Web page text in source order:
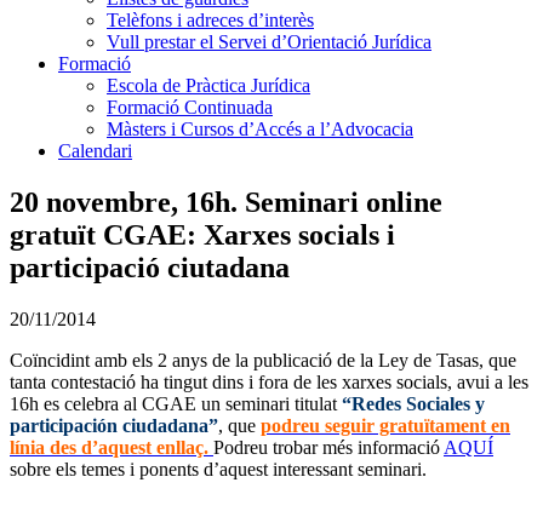
Telèfons i adreces d’interès
Vull prestar el Servei d’Orientació Jurídica
Formació
Escola de Pràctica Jurídica
Formació Continuada
Màsters i Cursos d’Accés a l’Advocacia
Calendari
20 novembre, 16h. Seminari online
gratuït CGAE: Xarxes socials i
participació ciutadana
20/11/2014
Coïncidint amb els 2 anys de la publicació de la Ley de Tasas, que
tanta contestació ha tingut dins i fora de les xarxes socials, avui a les
16h es celebra al CGAE un seminari titulat “Redes Sociales y
participación ciudadana”, que podreu seguir gratuïtament en
línia des d’aquest enllaç. Podreu trobar més informació AQUÍ
sobre els temes i ponents d’aquest interessant seminari.